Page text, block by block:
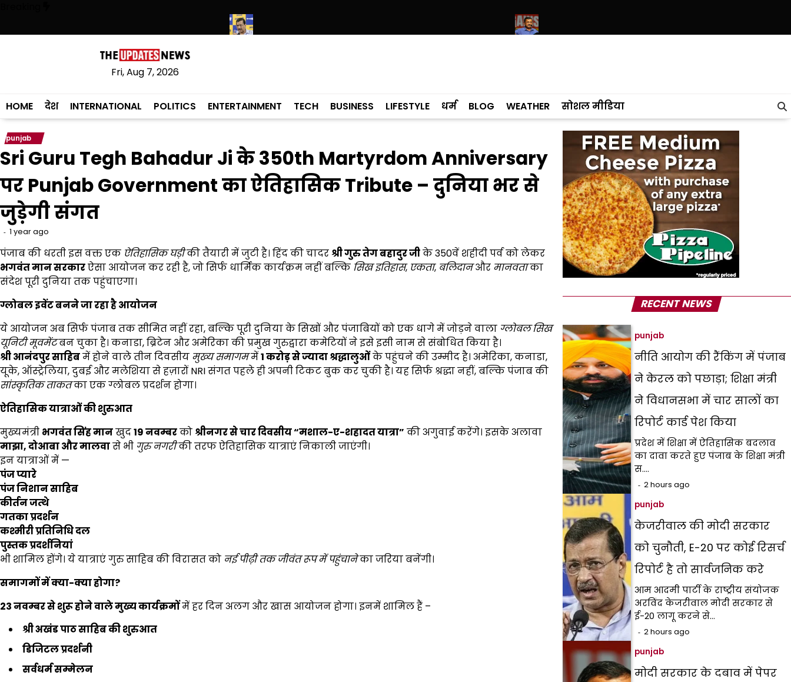
content
मंत्री ने विधानसभा में चार सालों का रिपोर्ट कार्ड पेश किया
Fri, Aug 7, 2026
HOME देश INTERNATIONAL POLITICS ENTERTAINMENT TECH BUSINESS LIFESTYLE धर्म BLOG WEATHER सोशल मीडिया
punjab
Sri Guru Tegh Bahadur Ji के 350th Martyrdom Anniversary
पर Punjab Government का ऐतिहासिक Tribute – दुनिया भर से
जुड़ेगी संगत
1 year ago
पंजाब की धरती इस वक्त एक ऐतिहासिक घड़ीकी तैयारी में जुटी है। हिंद की चादरश्री गुरु तेग बहादुर जीके 350वें शहीदी पर्व को लेकर
भगवंत मान सरकारऐसा आयोजन कर रही है, जो सिर्फ धार्मिक कार्यक्रम नहीं बल्कि सिख इतिहास, एकता, बलिदानऔर मानवताका
संदेश पूरी दुनिया तक पहुंचाएगा।
ग्लोबल इवेंट बनने जा रहा है आयोजन
ये आयोजन अब सिर्फ पंजाब तक सीमित नहीं रहा, बल्कि पूरी दुनिया के सिखों और पंजाबियों को एक धागे में जोड़ने वाला ग्लोबल सिख
यूनिटी मूवमेंटबन चुका है। कनाडा, ब्रिटेन और अमेरिका की प्रमुख गुरुद्वारा कमेटियों ने इसे इसी नाम से संबोधित किया है।
श्री आनंदपुर साहिबमें होने वाले तीन दिवसीय मुख्य समागममें1करोड़ से ज्यादा श्रद्धालुओंके पहुंचने की उम्मीद है। अमेरिका, कनाडा,
यूके, ऑस्ट्रेलिया, दुबई और मलेशिया से हज़ारों NRI संगत पहले ही अपनी टिकट बुक कर चुकी है। यह सिर्फ श्रद्धा नहीं, बल्कि पंजाब की
सांस्कृतिक ताकतका एक ग्लोबल प्रदर्शन होगा।
ऐतिहासिक यात्राओं की शुरुआत
मुख्यमंत्री भगवंत सिंह मानखुद19नवम्बरकोश्रीनगर से चार दिवसीय “मशाल-ए-शहादत यात्रा” की अगुवाई करेंगे। इसके अलावा
माझा,दोआबा और मालवासे भी गुरु नगरीकी तरफ ऐतिहासिक यात्राएं निकाली जाएंगी।
इन यात्राओं में —
पंज प्यारे
पंज निशान साहिब
कीर्तन जत्थे
गतका प्रदर्शन
कश्मीरी प्रतिनिधि दल
पुस्तक प्रदर्शनियां
भी शामिल होंगे। ये यात्राएं गुरु साहिब की विरासत को नई पीढ़ी तक जीवंत रूप में पहुंचानेका जरिया बनेंगी।
समागमों में क्या-क्या होगा?
23नवम्बर से शुरू होने वाले मुख्य कार्यक्रमोंमें हर दिन अलग और खास आयोजन होगा। इनमें शामिल हैं –
श्री अखंड पाठ साहिब की शुरुआत
डिजिटल प्रदर्शनी
सर्वधर्म सम्मेलन
RECENT NEWS
punjab
नीति आयोग की रैंकिंग में पंजाब
ने केरल को पछाड़ा; शिक्षा मंत्री
ने विधानसभा में चार सालों का
रिपोर्ट कार्ड पेश किया
प्रदेश में शिक्षा में ऐतिहासिक बदलाव
का दावा करते हुए पंजाब के शिक्षा मंत्री
स.…
2 hours ago
punjab
केजरीवाल की मोदी सरकार
को चुनौती, E-20 पर कोई रिसर्च
रिपोर्ट है तो सार्वजनिक करे
आम आदमी पार्टी के राष्ट्रीय संयोजक
अरविंद केजरीवाल मोदी सरकार से
ई-20 लागू करने से…
2 hours ago
punjab
मोदी सरकार के दबाव में पेपर